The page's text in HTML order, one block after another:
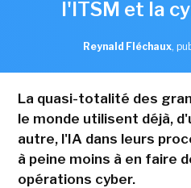
l'ITSM et la
Reynald Fléchaux,
La quasi-totalité des
le monde utilisent déjà,
autre, l'IA dans leurs
à peine moins à en faire
opérations cyber.